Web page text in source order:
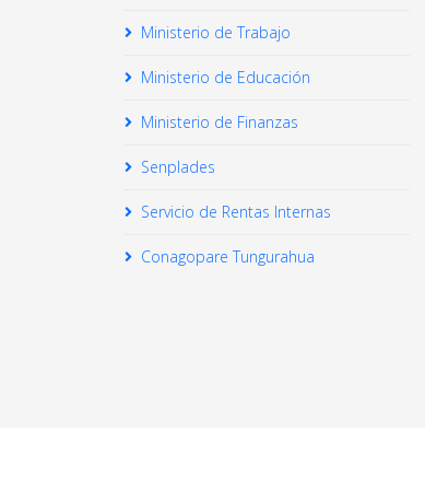
Ministerio de Trabajo
Ministerio de Educación
Ministerio de Finanzas
Senplades
Servicio de Rentas Internas
Conagopare Tungurahua